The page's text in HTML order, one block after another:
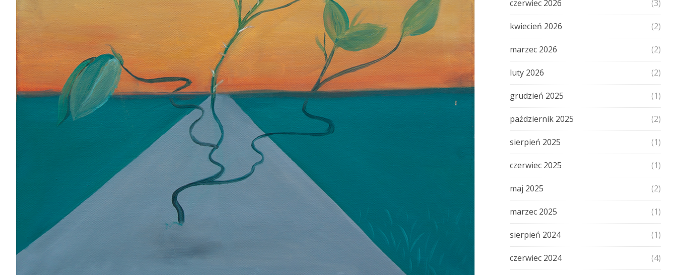
czerwiec 2026 (3)
kwiecień 2026 (2)
marzec 2026 (2)
luty 2026 (2)
grudzień 2025 (1)
październik 2025 (2)
sierpień 2025 (1)
czerwiec 2025 (1)
maj 2025 (2)
marzec 2025 (1)
sierpień 2024 (1)
czerwiec 2024 (4)